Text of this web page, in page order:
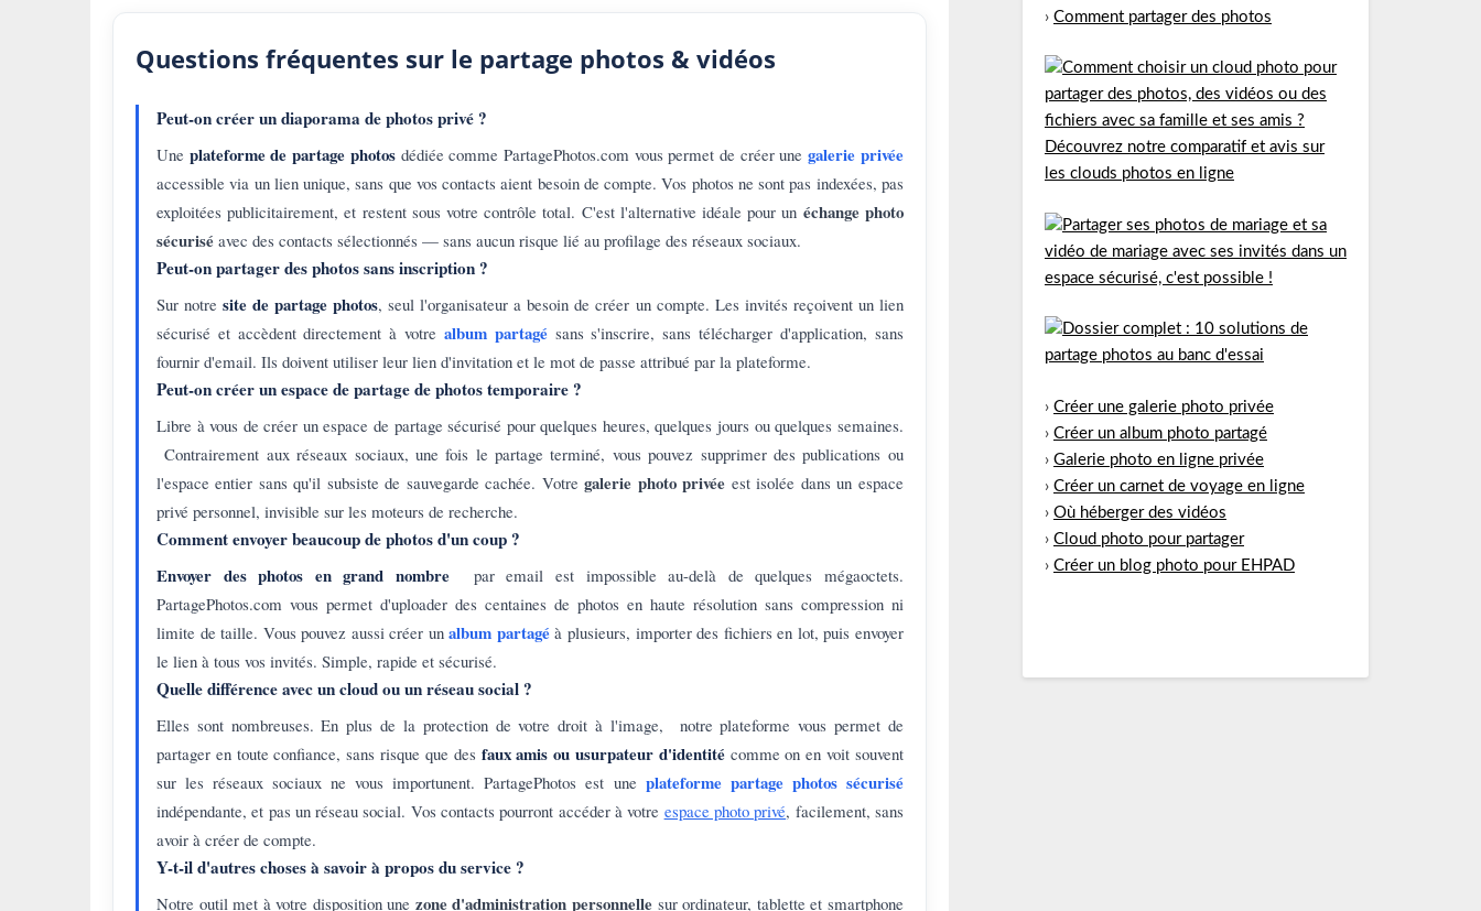
Questions fréquentes sur le partage photos & vidéos
Peut-on créer un diaporama de photos privé ?
Une plateforme de partage photosdédiée comme PartagePhotos.com vous permet de créer unegalerie privée
accessible via un lien unique, sans que vos contacts aient besoin de compte. Vos photos ne sont pas indexées, pas
exploitées publicitairement, et restent sous votre contrôle total. C'est l'alternative idéale pour un échange photo
sécurisé avec des contacts sélectionnés — sans aucun risque lié au profilage des réseaux sociaux.
Peut-on partager des photos sans inscription ?
Sur notresite de partage photos, seul l'organisateur a besoin de créer un compte. Les invités reçoivent un lien
sécurisé et accèdent directement à votre album partagésans s'inscrire, sans télécharger d'application, sans
fournir d'email. Ils doivent utiliser leur lien d'invitation et le mot de passe attribué par la plateforme.
Peut-on créer un espace de partage de photos temporaire ?
Libre à vous de créer un espace de partage sécurisé pour quelques heures, quelques jours ou quelques semaines.
Contrairement aux réseaux sociaux, une fois le partage terminé, vous pouvez supprimer des publications ou
l'espace entier sans qu'il subsiste de sauvegarde cachée. Votregalerie photo privée est isolée dans un espace
privé personnel, invisible sur les moteurs de recherche.
Comment envoyer beaucoup de photos d'un coup ?
Envoyer des photos en grand nombre
par email est impossible au-delà de quelques mégaoctets.
PartagePhotos.com vous permet d'uploader des centaines de photos en haute résolution sans compression ni
limite de taille. Vous pouvez aussi créer unalbum partagéà plusieurs, importer des fichiers en lot, puis envoyer
le lien à tous vos invités. Simple, rapide et sécurisé.
Quelle différence avec un cloud ou un réseau social ?
Elles sont nombreuses. En plus de la protection de votre droit à l'image, notre plateforme vous permet de
partager en toute confiance, sans risque que des faux amis ou usurpateur d'identitécomme on en voit souvent
sur les réseaux sociaux ne vous importunent. PartagePhotos est une plateforme partage photos sécurisé
indépendante, et pas un réseau social. Vos contacts pourront accéder à votre espace photo privé, facilement, sans
avoir à créer de compte.
Y-t-il d'autres choses à savoir à propos du service ?
Notre outil met à votre disposition une zone d'administration personnelle sur ordinateur, tablette et smartphone
› Comment partager des photos
› Créer une galerie photo privée
› Créer un album photo partagé
› Galerie photo en ligne privée
› Créer un carnet de voyage en ligne
› Où héberger des vidéos
› Cloud photo pour partager
› Créer un blog photo pour EHPAD